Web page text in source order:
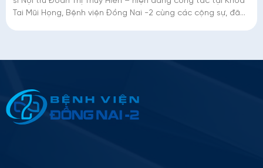
Tai Mũi Họng, Bệnh viện Đồng Nai -2 cùng các cộng sự, đã
Please